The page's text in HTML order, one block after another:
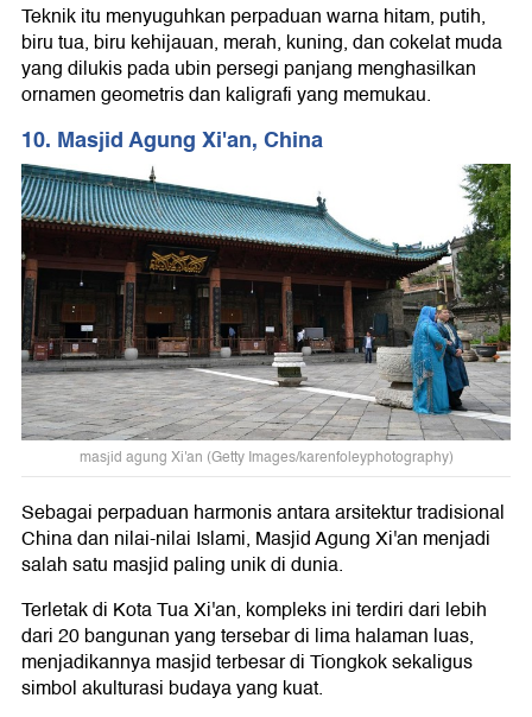
Teknik itu menyuguhkan perpaduan warna hitam, putih,
biru tua, biru kehijauan, merah, kuning, dan cokelat muda
yang dilukis pada ubin persegi panjang menghasilkan
ornamen geometris dan kaligrafi yang memukau.
10. Masjid Agung Xi'an, China
masjid agung Xi'an (Getty Images/karenfoleyphotography)
Sebagai perpaduan harmonis antara arsitektur tradisional
China dan nilai-nilai Islami, Masjid Agung Xi'an menjadi
salah satu masjid paling unik di dunia.
Terletak di Kota Tua Xi'an, kompleks ini terdiri dari lebih
dari 20 bangunan yang tersebar di lima halaman luas,
menjadikannya masjid terbesar di Tiongkok sekaligus
simbol akulturasi budaya yang kuat.